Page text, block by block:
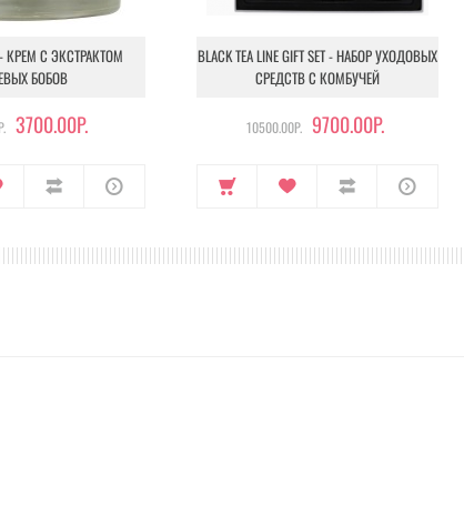
- КРЕМ С ЭКСТРАКТОМ
БОБОВ
3700.00Р.
BLACK TEA LINE GIFT SET - НАБОР УХОДОВЫХ
СРЕДСТВ С КОМБУЧЕЙ
10500.00Р. 9700.00Р.